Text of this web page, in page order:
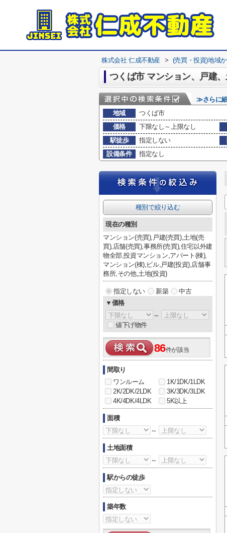
株式会社 仁成不動産 > (売買・投資)地域
≫さらに細
地域
つくば市
価格
下限なし～上限なし
駅徒歩
指定しない
設備条件
指定なし
種別で絞り込む
現在の種別
マンション(売買),戸建(売買),土地(売
買),店舗(売買),事務所(売買),住宅以外建
物全部,投資マンション,アパート(棟),
マンション(棟),ビル,戸建(投資),店舗事
務所,その他,土地(投資)
指定しない 新築
中古
▼価格
～
値下げ物件
86件が該当
間取り
ワンルーム
1K/1DK/1LDK
2K/2DK/2LDK
3K/3DK/3LDK
4K/4DK/4LDK
5K以上
面積
～
土地面積
～
駅からの徒歩
築年数